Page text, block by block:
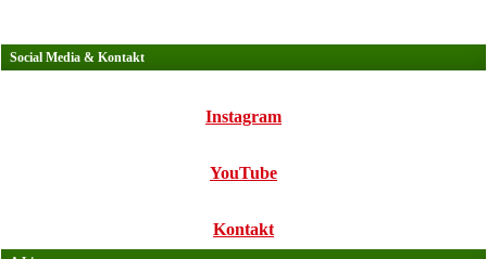
Social Media & Kontakt
Instagram
YouTube
Kontakt